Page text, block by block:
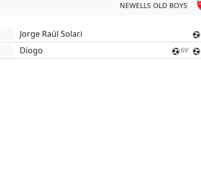
NEWELLS OLD BOYS
Jorge Raúl Solari
Diogo 69'